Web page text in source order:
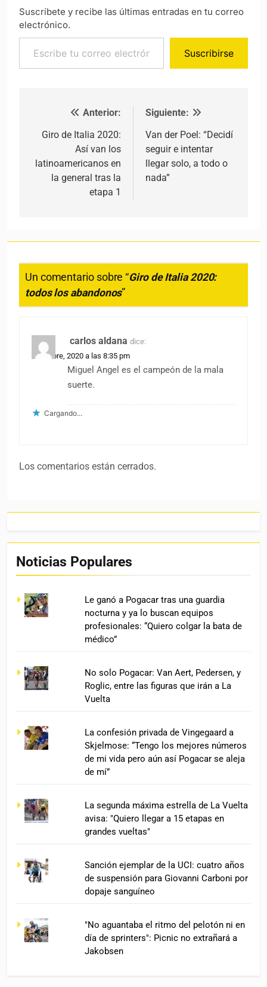
Suscríbete y recibe las últimas entradas en tu correo
electrónico.
Escribe tu correo electrónico…
Suscribirse
Navegación de entradas
Anterior:
Giro de Italia 2020:
Así van los
latinoamericanos en
la general tras la
etapa 1
Siguiente:
Van der Poel: “Decidí
seguir e intentar
llegar solo, a todo o
nada”
Un comentario sobre “Giro de Italia 2020:
todos los abandonos”
carlos aldana dice:
3 octubre, 2020 a las 8:35 pm
Miguel Angel es el campeón de la mala
suerte.
Cargando...
Los comentarios están cerrados.
Noticias Populares
Le ganó a Pogacar tras una guardia
nocturna y ya lo buscan equipos
profesionales: “Quiero colgar la bata de
médico”
No solo Pogacar: Van Aert, Pedersen, y
Roglic, entre las figuras que irán a La
Vuelta
La confesión privada de Vingegaard a
Skjelmose: “Tengo los mejores números
de mi vida pero aún así Pogacar se aleja
de mí”
La segunda máxima estrella de La Vuelta
avisa: "Quiero llegar a 15 etapas en
grandes vueltas"
Sanción ejemplar de la UCI: cuatro años
de suspensión para Giovanni Carboni por
dopaje sanguíneo
"No aguantaba el ritmo del pelotón ni en
día de sprinters": Picnic no extrañará a
Jakobsen